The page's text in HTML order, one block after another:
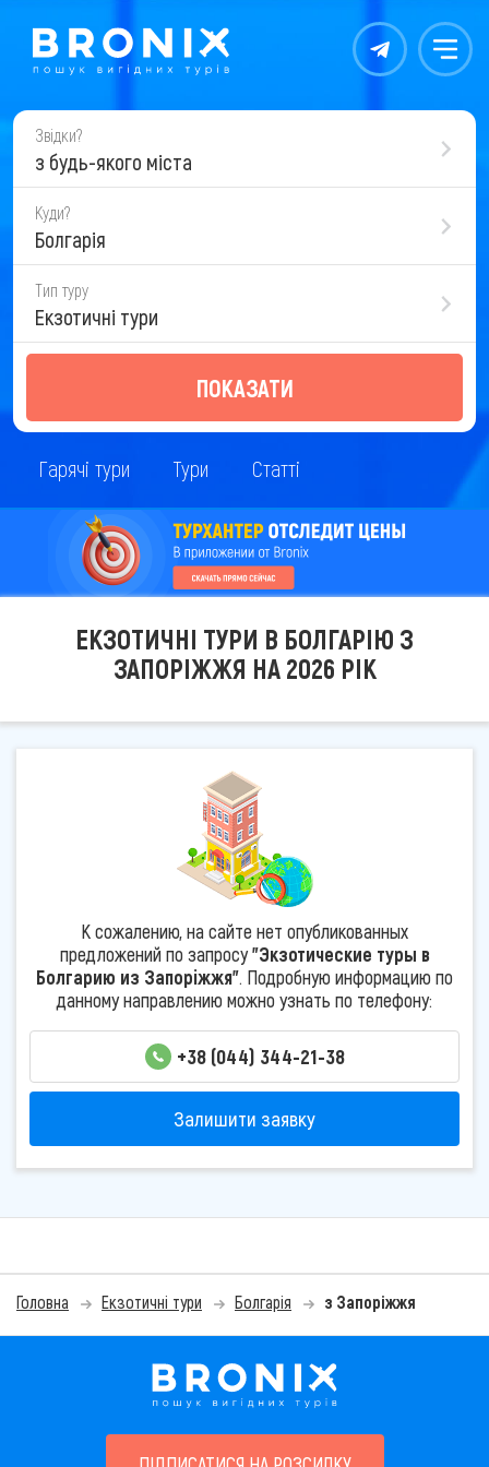
Контакты Меню
Звідки?
з будь-якого міста
Куди?
Болгарія
Тип туру
Екзотичні тури
ПОКАЗАТИ
Гарячі тури Тури Статті
ЕКЗОТИЧНІ ТУРИ В БОЛГАРІЮ З
ЗАПОРІЖЖЯ НА 2026 РІК
К сожалению, на сайте нет опубликованных
предложений по запросу"Экзотические туры в
Болгарию из Запоріжжя". Подробную информацию по
данному направлению можно узнать по телефону:
+38 (044) 344-21-38
Залишити заявку
Головна Екзотичні тури Болгарія з Запоріжжя